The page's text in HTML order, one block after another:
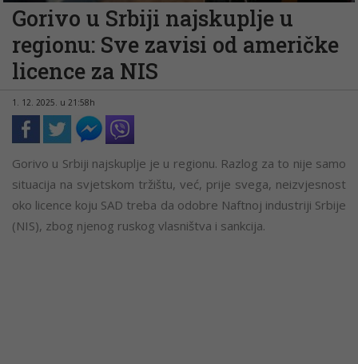
Gorivo u Srbiji najskuplje u
regionu: Sve zavisi od američke
licence za NIS
1. 12. 2025. u 21:58h
Gorivo u Srbiji najskuplje je u regionu. Razlog za to nije samo
situacija na svjetskom tržištu, već, prije svega, neizvjesnost
oko licence koju SAD treba da odobre Naftnoj industriji Srbije
(NIS), zbog njenog ruskog vlasništva i sankcija.